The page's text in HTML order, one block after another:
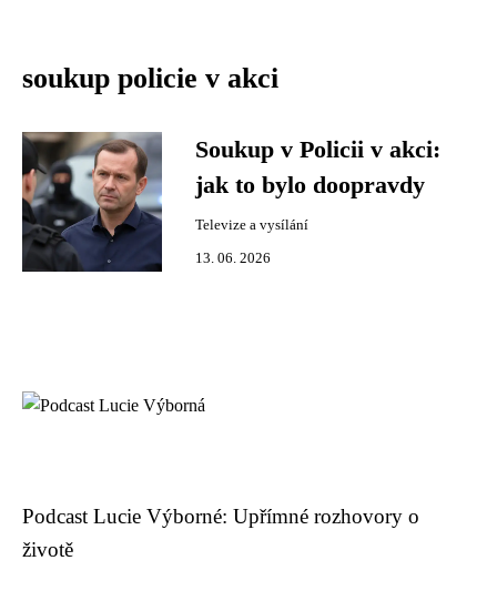
soukup policie v akci
Soukup v Policii v akci:
jak to bylo doopravdy
Televize a vysílání
13. 06. 2026
Podcast Lucie Výborné: Upřímné rozhovory o
životě